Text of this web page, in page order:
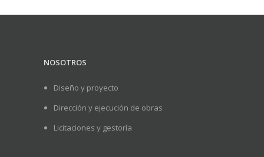
NOSOTROS
Diseño y proyecto
Dirección y ejecución de obras
Licitaciones y gestoría